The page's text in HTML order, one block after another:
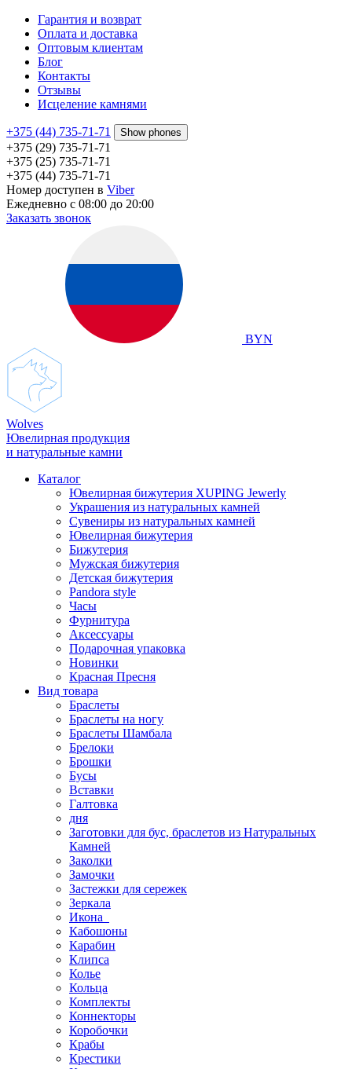
Гарантия и возврат
Оплата и доставка
Оптовым клиентам
Блог
Контакты
Отзывы
Исцеление камнями
+375 (44) 735-71-71 Show phones
+375 (29) 735-71-71
+375 (25) 735-71-71
+375 (44) 735-71-71
Номер доступен в Viber
Ежедневно с 08:00 до 20:00
Заказать звонок
BYN
Wolves
Ювелирная продукция
и натуральные камни
Каталог
Ювелирная бижутерия XUPING Jewerly
Украшения из натуральных камней
Сувениры из натуральных камней
Ювелирная бижутерия
Бижутерия
Мужская бижутерия
Детская бижутерия
Pandora style
Часы
Фурнитура
Аксеcсуары
Подарочная упаковка
Новинки
Красная Пресня
Вид товара
Браслеты
Браслеты на ногу
Браслеты Шамбала
Брелоки
Брошки
Бусы
Вставки
Галтовка
дня
Заготовки для бус, браслетов из Натуральных
Камней
Заколки
Замочки
Застежки для сережек
Зеркала
Икона
Кабошоны
Карабин
Клипса
Колье
Кольца
Комплекты
Коннекторы
Коробочки
Крабы
Крестики